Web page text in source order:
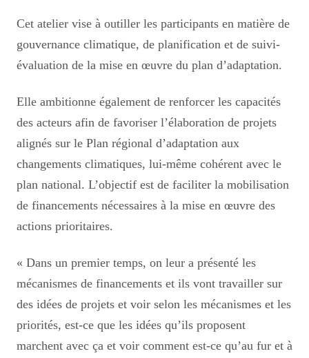
Cet atelier vise à outiller les participants en matière de
gouvernance climatique, de planification et de suivi-
évaluation de la mise en œuvre du plan d’adaptation.
Elle ambitionne également de renforcer les capacités
des acteurs afin de favoriser l’élaboration de projets
alignés sur le Plan régional d’adaptation aux
changements climatiques, lui-même cohérent avec le
plan national. L’objectif est de faciliter la mobilisation
de financements nécessaires à la mise en œuvre des
actions prioritaires.
« Dans un premier temps, on leur a présenté les
mécanismes de financements et ils vont travailler sur
des idées de projets et voir selon les mécanismes et les
priorités, est-ce que les idées qu’ils proposent
marchent avec ça et voir comment est-ce qu’au fur et à